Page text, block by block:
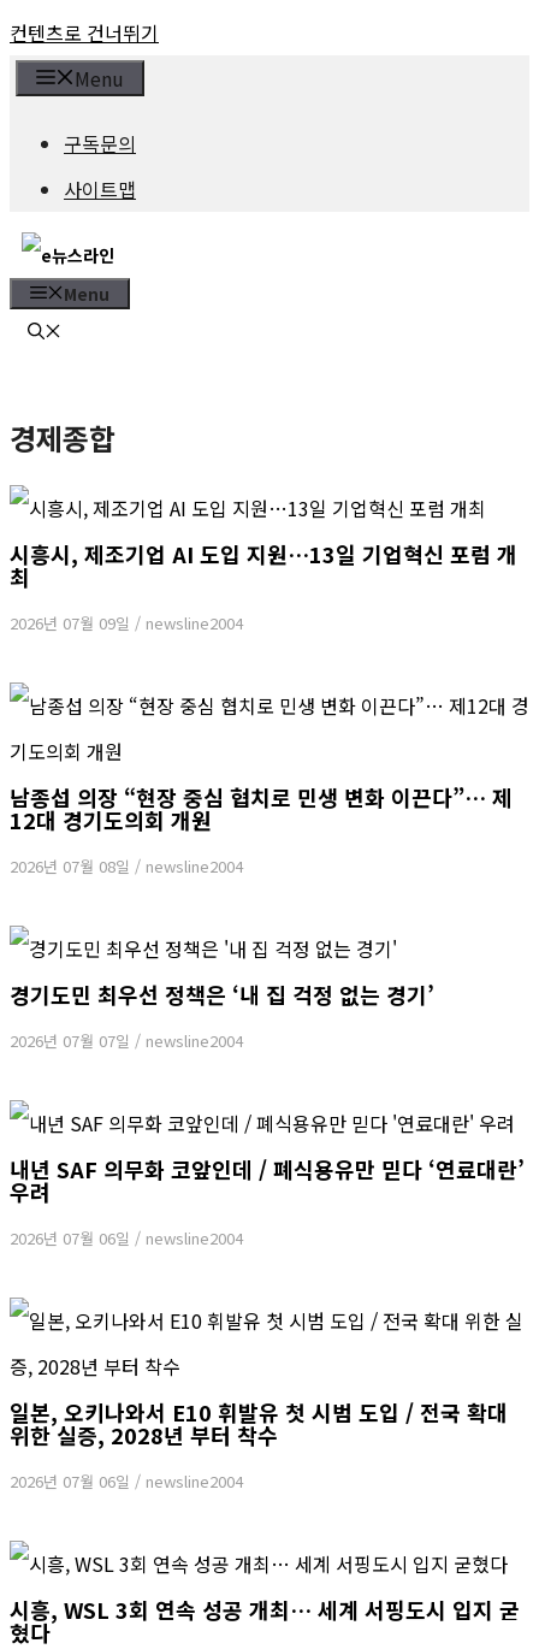
컨텐츠로 건너뛰기
Menu
구독문의
사이트맵
Menu
경제종합
시흥시, 제조기업 AI 도입 지원…13일 기업혁신 포럼 개
최
2026년 07월 09일 / newsline2004
남종섭 의장 “현장 중심 협치로 민생 변화 이끈다”… 제
12대 경기도의회 개원
2026년 07월 08일 / newsline2004
경기도민 최우선 정책은 ‘내 집 걱정 없는 경기’
2026년 07월 07일 / newsline2004
내년 SAF 의무화 코앞인데 / 폐식용유만 믿다 ‘연료대란’
우려
2026년 07월 06일 / newsline2004
일본, 오키나와서 E10 휘발유 첫 시범 도입 / 전국 확대
위한 실증, 2028년 부터 착수
2026년 07월 06일 / newsline2004
시흥, WSL 3회 연속 성공 개최… 세계 서핑도시 입지 굳
혔다